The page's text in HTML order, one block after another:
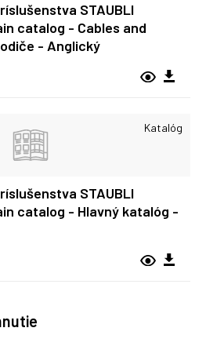
STAUBLI
catalog - Cables and
- Anglický
Katalóg
STAUBLI
catalog - Hlavný katalóg -